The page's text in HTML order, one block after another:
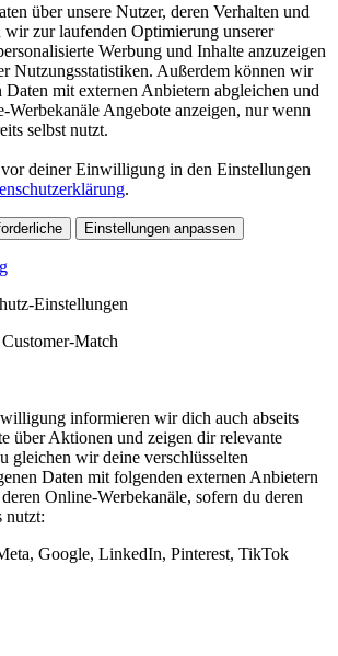
über unsere Nutzer, deren Verhalten und
wir zur laufenden Optimierung unserer
Werbung und Inhalte anzuzeigen
Nutzungsstatistiken. Außerdem können wir
Daten mit externen Anbietern abgleichen und
Werbekanäle Angebote anzeigen, nur wenn
selbst nutzt.
deiner Einwilligung in den Einstellungen
.
Einstellungen anpassen
Einstellungen
Match
informieren wir dich auch abseits
über Aktionen und zeigen dir relevante
gleichen wir deine verschlüsselten
Daten mit folgenden externen Anbietern
Online-Werbekanäle, sofern du deren
nutzt:
Google, LinkedIn, Pinterest, TikTok